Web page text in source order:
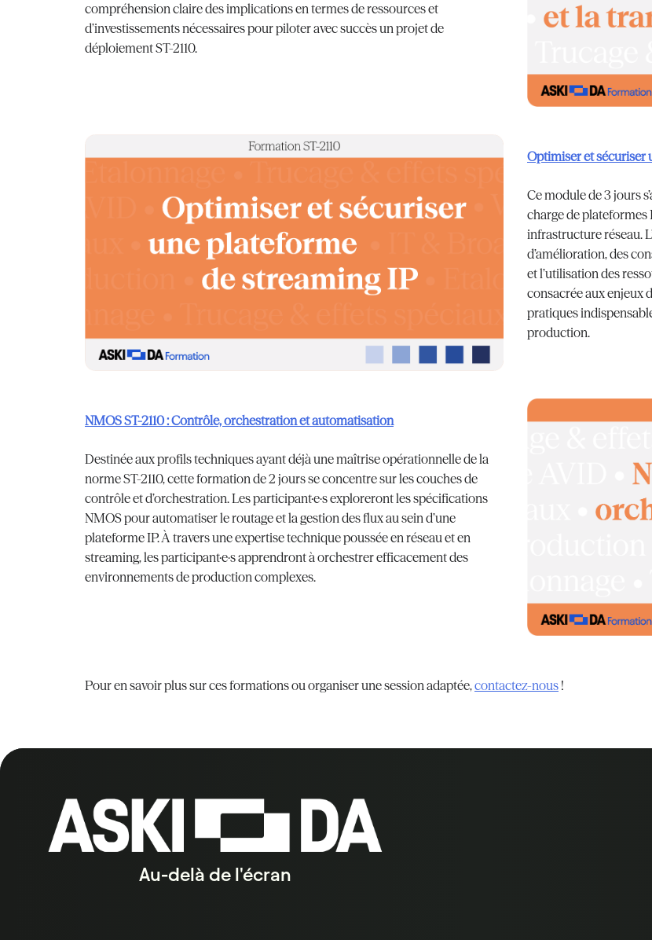
compréhension claire des implications en termes de ressources et
d’investissements nécessaires pour piloter avec succès un projet de
déploiement ST-2110.
Optimiser et sécuriser
Ce module de 3 jours
charge de
infrastructure réseau.
d’amélioration, des
et l’utilisation des
consacrée aux enjeux
pratiques
production.
NMOS ST-2110 : Contrôle, orchestration et automatisation
Destinée aux profils techniques ayant déjà une maîtrise opérationnelle de la
norme ST-2110, cette formation de 2 jours se concentre sur les couches de
contrôle et d’orchestration. Les participant·e·s exploreront les spécifications
NMOS pour automatiser le routage et la gestion des flux au sein d’une
plateforme IP. À travers une expertise technique poussée en réseau et en
streaming, les participant·e·s apprendront à orchestrer efficacement des
environnements de production complexes.
Pour en savoir plus sur ces formations ou organiser une session adaptée,contactez-nous !
Au-delà de l'écran